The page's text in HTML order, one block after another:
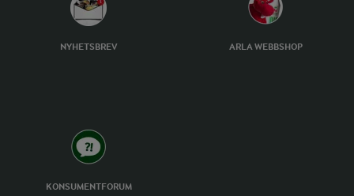
NYHETSBREV ARLA WEBBSHOP
KONSUMENTFORUM